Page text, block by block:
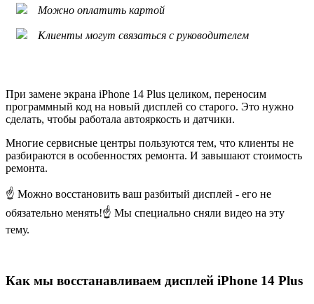
Можно оплатить картой
Клиенты могут связаться с руководителем
При замене экрана iPhone 14 Plus целиком, переносим
программный код на новый дисплей со старого. Это нужно
сделать, чтобы работала автояркость и датчики.
Многие сервисные центры пользуются тем, что клиенты не
разбираются в особенностях ремонта. И завышают стоимость
ремонта.
☝️ Можно восстановить ваш разбитый дисплей - его не
обязательно менять!☝️ Мы специально сняли видео на эту
тему.
Как мы восстанавливаем дисплей iPhone 14 Plus